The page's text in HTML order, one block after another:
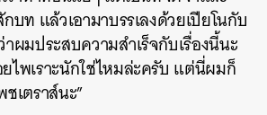
บท แล้วเอามาบรรเลงด้วยเปียโนกับ
ผมประสบความสำเร็จกับเรื่องนี้นะ
ไพเราะนักใช่ไหมล่ะครับ แต่นี่ผมก็
เตราส์นะ”